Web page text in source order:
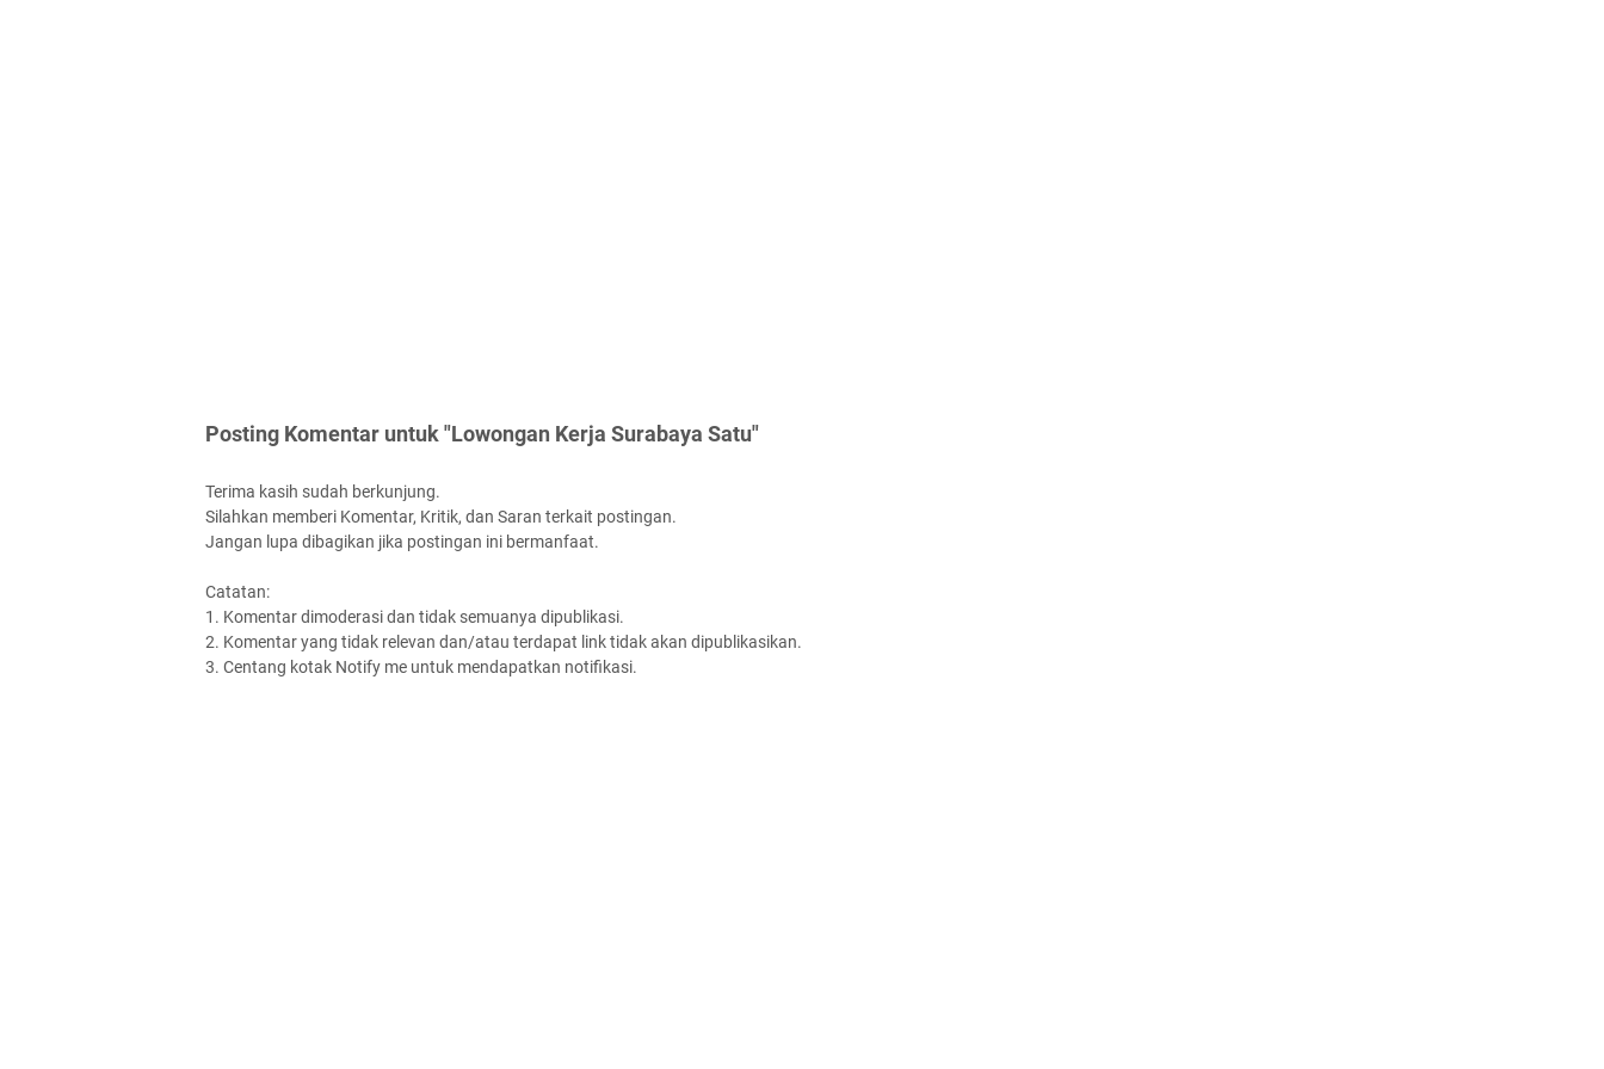
Posting Komentar untuk "Lowongan Kerja Surabaya Satu"
Terima kasih sudah berkunjung.
Silahkan memberi Komentar, Kritik, dan Saran terkait postingan.
Jangan lupa dibagikan jika postingan ini bermanfaat.
Catatan:
1. Komentar dimoderasi dan tidak semuanya dipublikasi.
2. Komentar yang tidak relevan dan/atau terdapat link tidak akan dipublikasikan.
3. Centang kotak Notify me untuk mendapatkan notifikasi.